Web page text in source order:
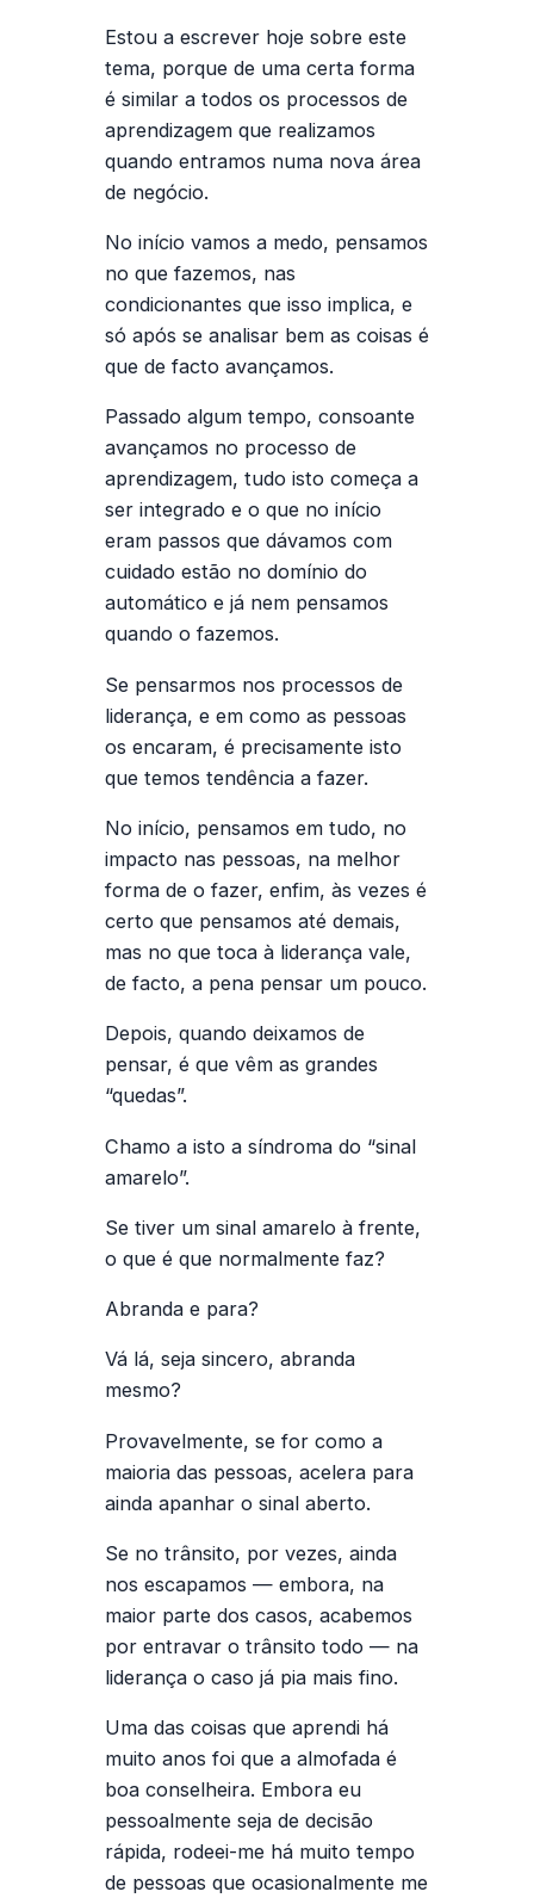
Estou a escrever hoje sobre este
tema, porque de uma certa forma
é similar a todos os processos de
aprendizagem que realizamos
quando entramos numa nova área
de negócio.
No início vamos a medo, pensamos
no que fazemos, nas
condicionantes que isso implica, e
só após se analisar bem as coisas é
que de facto avançamos.
Passado algum tempo, consoante
avançamos no processo de
aprendizagem, tudo isto começa a
ser integrado e o que no início
eram passos que dávamos com
cuidado estão no domínio do
automático e já nem pensamos
quando o fazemos.
Se pensarmos nos processos de
liderança, e em como as pessoas
os encaram, é precisamente isto
que temos tendência a fazer.
No início, pensamos em tudo, no
impacto nas pessoas, na melhor
forma de o fazer, enfim, às vezes é
certo que pensamos até demais,
mas no que toca à liderança vale,
de facto, a pena pensar um pouco.
Depois, quando deixamos de
pensar, é que vêm as grandes
“quedas”.
Chamo a isto a síndroma do “sinal
amarelo”.
Se tiver um sinal amarelo à frente,
o que é que normalmente faz?
Abranda e para?
Vá lá, seja sincero, abranda
mesmo?
Provavelmente, se for como a
maioria das pessoas, acelera para
ainda apanhar o sinal aberto.
Se no trânsito, por vezes, ainda
nos escapamos — embora, na
maior parte dos casos, acabemos
por entravar o trânsito todo — na
liderança o caso já pia mais fino.
Uma das coisas que aprendi há
muito anos foi que a almofada é
boa conselheira. Embora eu
pessoalmente seja de decisão
rápida, rodeei-me há muito tempo
de pessoas que ocasionalmente me